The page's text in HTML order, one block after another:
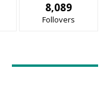
8,089
Follovers